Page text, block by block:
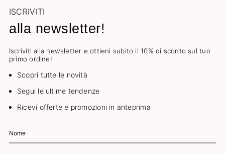
ISCRIVITI
alla newsletter!
Iscriviti alla newsletter e ottieni subito il 10% di sconto sul tuo
primo ordine!
Scopri tutte le novità
Segui le ultime tendenze
Ricevi offerte e promozioni in anteprima